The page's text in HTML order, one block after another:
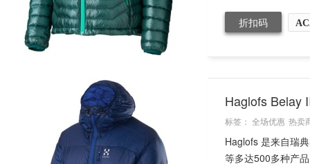
折扣码
Haglofs Belay
标签： 全场优惠 热卖
Haglofs 是来自瑞
等多达500多种产